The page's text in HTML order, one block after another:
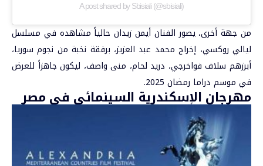
A post shared by Sbisiali (@sbisiali)
من جهة أخرى، يصور الفنان أيمن زيدان حالياً مشاهده في مسلسل
ليالي روكسي، إخراج محمد عبد العزيز، برفقة نخبة من نجوم سوريا،
أبرزهم سلاف فواخرجي، دريد لحام، منى واصف، ليكون جاهزاً للعرض
في موسم دراما رمضان 2025.
مهرجان الإسكندرية السينمائي في مصر